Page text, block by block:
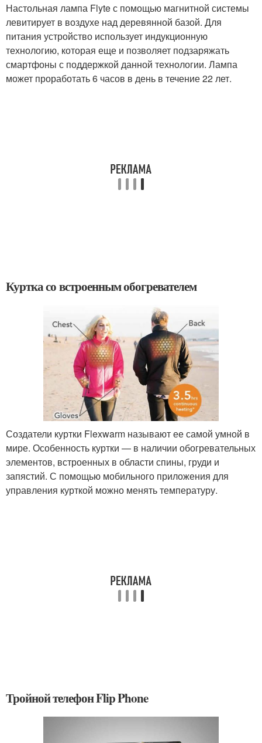
Настольная лампа Flyte с помощью магнитной системы
левитирует в воздухе над деревянной базой. Для
питания устройство использует индукционную
технологию, которая еще и позволяет подзаряжать
смартфоны с поддержкой данной технологии. Лампа
может проработать 6 часов в день в течение 22 лет.
Куртка со встроенным обогревателем
Создатели куртки Flexwarm называют ее самой умной в
мире. Особенность куртки — в наличии обогревательных
элементов, встроенных в области спины, груди и
запястий. С помощью мобильного приложения для
управления курткой можно менять температуру.
Тройной телефон Flip Phone